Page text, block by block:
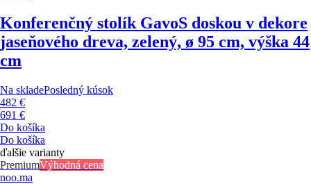
Konferenčný stolík GavoS doskou v dekore
jaseňového dreva, zelený, ø 95 cm, výška 44
cm
Na skladePosledný kúsok
482 €
691 €
Do košíka
Do košíka
ďalšie varianty
PremiumVýhodná cena
noo.ma